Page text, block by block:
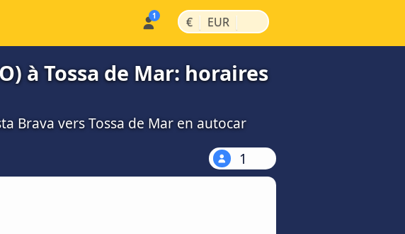
€ | EUR |
à Tossa de Mar: horaires
Brava vers Tossa de Mar en autocar
1